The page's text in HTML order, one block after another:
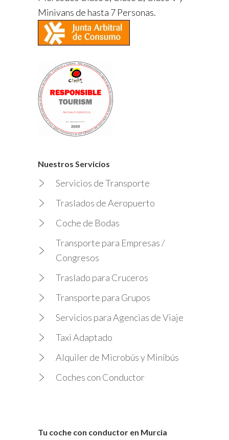
Minivans de hasta 7 Personas.
Nuestros Servicios
Servicios de Transporte
Traslados de Aeropuerto
Coche de Bodas
Transporte para Empresas /
Congresos
Traslado para Cruceros
Transporte para Grupos
Servicios para Agencias de Viaje
Taxi Adaptado
Alquiler de Microbús y Minibús
Coches con Conductor
Tu coche con conductor en Murcia